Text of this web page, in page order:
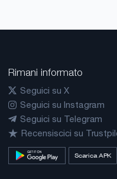
Rimani informato
Seguici su X
Seguici su Instagram
Seguici su Telegram
Recensiscici su
Scarica APK